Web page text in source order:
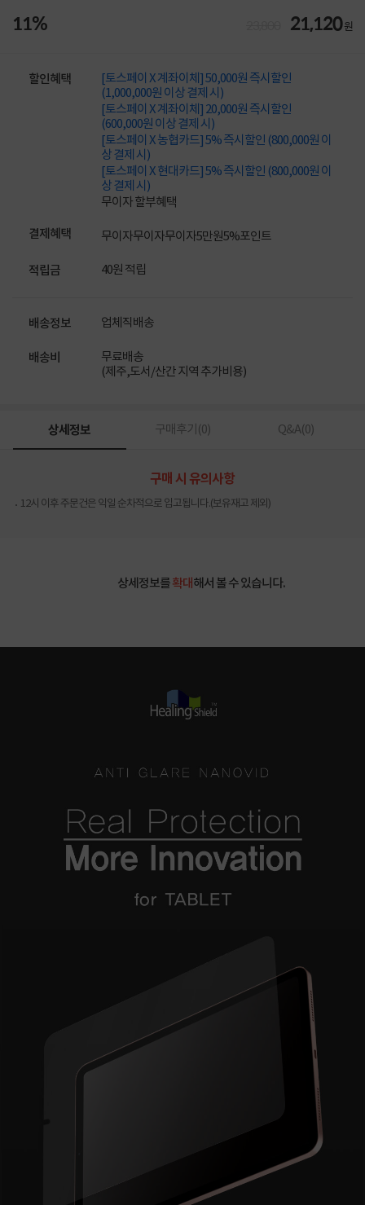
11% 21,120원
할인혜택
[토스페이 X 계좌이체] 50,000원 즉시할인
(1,000,000원 이상 결제 시)
[토스페이 X 계좌이체] 20,000원 즉시할인
(600,000원 이상 결제 시)
[토스페이 X 농협카드] 5% 즉시할인 (800,000원 이
상 결제 시)
[토스페이 X 현대카드] 5% 즉시할인 (800,000원 이
상 결제 시)
무이자 할부혜택
결제혜택 무이자무이자무이자5만원5%포인트
적립금 40원 적립
배송정보 업체직배송
배송비
무료배송
(제주,도서/산간 지역 추가비용)
상세정보 구매후기(0) Q&A(0)
구매 시 유의사항
12시 이후 주문건은 익일 순차적으로 입고됩니다.(보유재고 제외)
상세정보를확대해서 볼 수 있습니다.